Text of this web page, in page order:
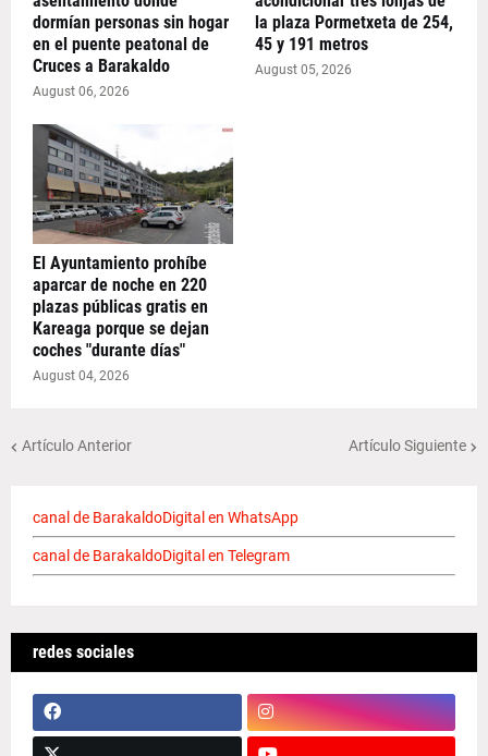
dormían personas sin hogar
en el puente peatonal de
Cruces a Barakaldo
August 06, 2026
la plaza Pormetxeta de 254,
45 y 191 metros
August 05, 2026
El Ayuntamiento prohíbe
aparcar de noche en 220
plazas públicas gratis en
Kareaga porque se dejan
coches "durante días"
August 04, 2026
Artículo Anterior Artículo Siguiente
canal de BarakaldoDigital en WhatsApp
canal de BarakaldoDigital en Telegram
redes sociales